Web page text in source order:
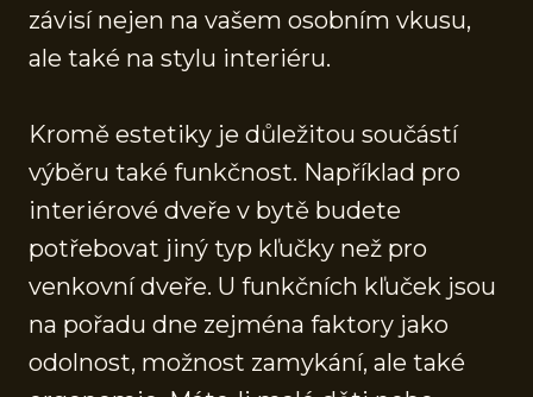
závisí nejen na vašem osobním vkusu,
ale také na stylu interiéru.
Kromě estetiky je důležitou součástí
výběru také funkčnost. Například pro
interiérové dveře v bytě budete
potřebovat jiný typ kľučky než pro
venkovní dveře. U funkčních kľuček jsou
na pořadu dne zejména faktory jako
odolnost, možnost zamykání, ale také